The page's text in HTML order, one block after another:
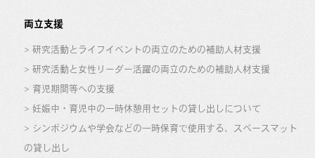
両立支援
研究活動とライフイベントの両立のための補助人材支援
研究活動と女性リーダー活躍の両立のための補助人材支援
育児期間等への支援
妊娠中・育児中の一時休憩用セットの貸し出しについて
シンポジウムや学会などの一時保育で使用する、スペースマット
の貸し出し